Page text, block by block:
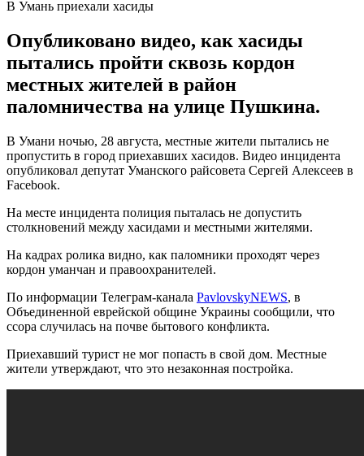
В Умань приехали хасиды
Опубликовано видео, как хасиды
пытались пройти сквозь кордон
местных жителей в район
паломничества на улице Пушкина.
В Умани ночью, 28 августа, местные жители пытались не
пропустить в город приехавших хасидов. Видео инцидента
опубликовал депутат Уманского райсовета Сергей Алексеев в
Facebook.
На месте инцидента полиция пыталась не допустить
столкновений между хасидами и местными жителями.
На кадрах ролика видно, как паломники проходят через
кордон уманчан и правоохранителей.
По информации Телеграм-канала PavlovskyNEWS, в
Объединенной еврейской общине Украины сообщили, что
ссора случилась на почве бытового конфликта.
Приехавший турист не мог попасть в свой дом. Местные
жители утверждают, что это незаконная постройка.